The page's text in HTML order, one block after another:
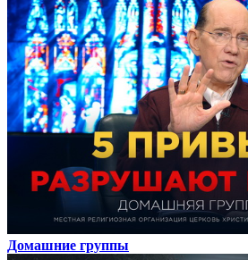
Домашние группы